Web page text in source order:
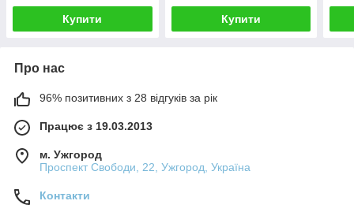
Купити Купити
Про нас
96% позитивних з 28 відгуків за рік
Працює з 19.03.2013
м. Ужгород
Проспект Свободи, 22, Ужгород, Україна
Контакти